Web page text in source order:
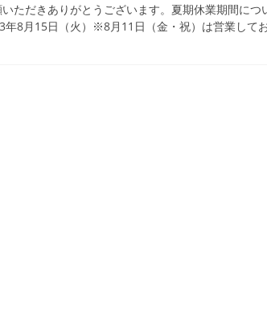
ただきありがとうございます。夏期休業期間につ
8月15日（火）※8月11日（金・祝）は営業して